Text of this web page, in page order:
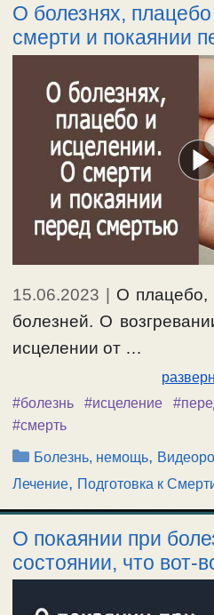
О болезнях,
смерти и покаянии
15.06.2023 | О плацебо,
болезней. О
исцелении от …
#болезнь
#исцеление
#смерть
Рубрики
Болезнь, немощь,
Лечение, Подготовка к
О покаянии при
состоянии, что вот-